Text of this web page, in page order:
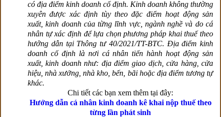
có địa điểm kinh doanh cố định. Kinh doanh không thường
xuyên được xác định tùy theo đặc điểm hoạt động sản
xuất, kinh doanh của từng lĩnh vực, ngành nghề và do cá
nhân tự xác định để lựa chọn phương pháp khai thuế theo
hướng dẫn tại Thông tư 40/2021/TT-BTC. Địa điểm kinh
doanh cố định là nơi cá nhân tiến hành hoạt động sản
xuất, kinh doanh như: địa điểm giao dịch, cửa hàng, cửa
hiệu, nhà xưởng, nhà kho, bến, bãi hoặc địa điểm tương tự
khác.
Chi tiết các bạn xem thêm tại đây:
Hướng dẫn cá nhân kinh doanh kê khai nộp thuế theo
từng lần phát sinh